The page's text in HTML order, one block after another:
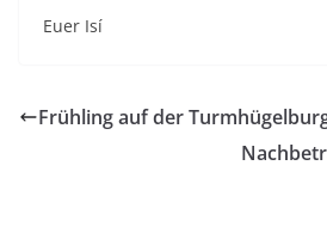
Euer Isí
Frühling auf der